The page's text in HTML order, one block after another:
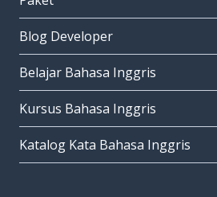
Blog Developer
Belajar Bahasa Inggris
Kursus Bahasa Inggris
Katalog Kata Bahasa Inggris